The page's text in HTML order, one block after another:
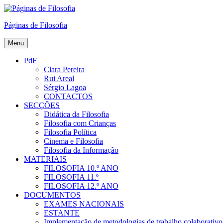
Skip
content
Páginas de Filosofia
Menu
PdF
Clara Pereira
Rui Areal
Sérgio Lagoa
CONTACTOS
SECÇÕES
Didática da Filosofia
Filosofia com Crianças
Filosofia Política
Cinema e Filosofia
Filosofia da Informação
MATERIAIS
FILOSOFIA 10.º ANO
FILOSOFIA 11.º
FILOSOFIA 12.º ANO
DOCUMENTOS
EXAMES NACIONAIS
ESTANTE